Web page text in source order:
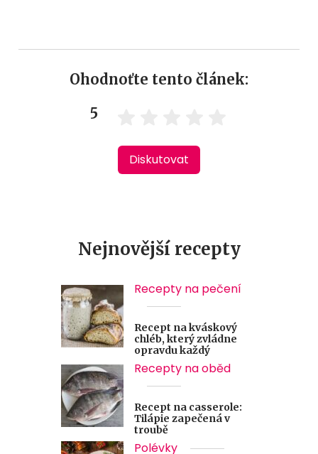
Ohodnoťte tento článek:
5
Diskutovat
Nejnovější recepty
Recepty na pečení
Recept na kváskový
chléb, který zvládne
opravdu každý
Recepty na oběd
Recept na casserole:
Tilápie zapečená v
troubě
Polévky